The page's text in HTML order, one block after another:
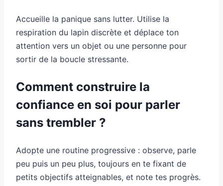
Accueille la panique sans lutter. Utilise la
respiration du lapin discrète et déplace ton
attention vers un objet ou une personne pour
sortir de la boucle stressante.
Comment construire la
confiance en soi pour parler
sans trembler ?
Adopte une routine progressive : observe, parle
peu puis un peu plus, toujours en te fixant de
petits objectifs atteignables, et note tes progrès.